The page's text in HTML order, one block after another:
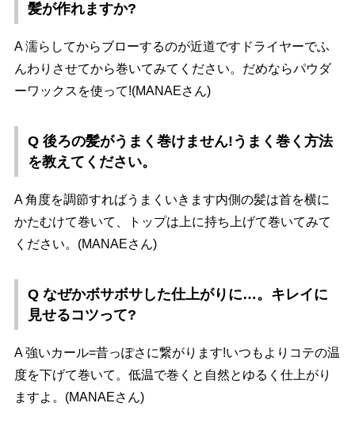
髪が作れますか?
A 濡らしてからブローするのが近道ですドライヤーでふ
んわりさせてから巻いてみてください。だめならパウダ
ーワックスを使って!(MANAEさん)
Q 後ろの髪がうまく巻けません!うまく巻く方法
を教えてください。
A 角度を調節すればうまくいきます内側の髪は首を横に
かたむけて巻いて、トップは上に持ち上げて巻いてみて
ください。(MANAEさん)
Q なぜかボサボサした仕上がりに…。キレイに
見せるコツって?
A 強いカール=昔っぽさに繋がります!いつもよりコテの温
度を下げて巻いて。低温で巻くと自然とゆるく仕上がり
ますよ。(MANAEさん)